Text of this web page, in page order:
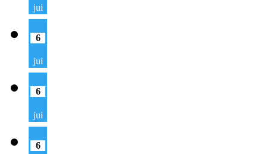
jui
6
jui
6
jui
6